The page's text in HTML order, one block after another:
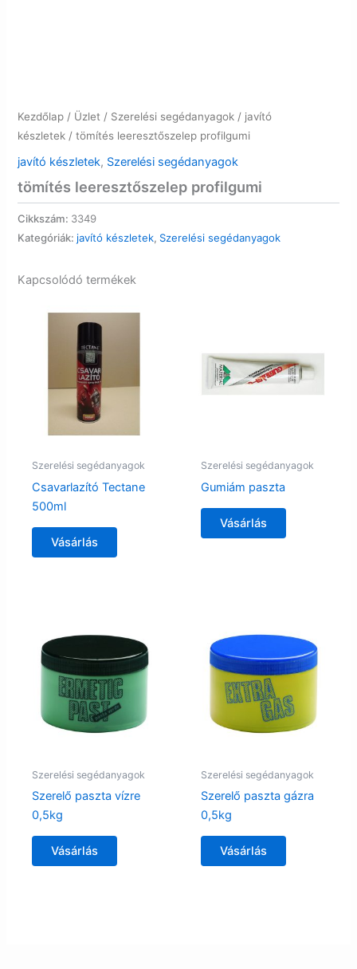
Kezdőlap / Üzlet / Szerelési segédanyagok / javító
készletek / tömítés leeresztőszelep profilgumi
javító készletek, Szerelési segédanyagok
tömítés leeresztőszelep profilgumi
Cikkszám: 3349
Kategóriák: javító készletek, Szerelési segédanyagok
Kapcsolódó termékek
Szerelési segédanyagok
Csavarlazító Tectane
500ml
Vásárlás
Szerelési segédanyagok
Gumiám paszta
Vásárlás
Szerelési segédanyagok
Szerelő paszta vízre
0,5kg
Vásárlás
Szerelési segédanyagok
Szerelő paszta gázra
0,5kg
Vásárlás